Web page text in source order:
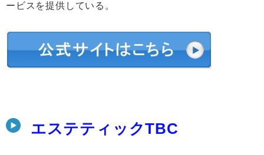
ービスを提供している。
エステティックTBC